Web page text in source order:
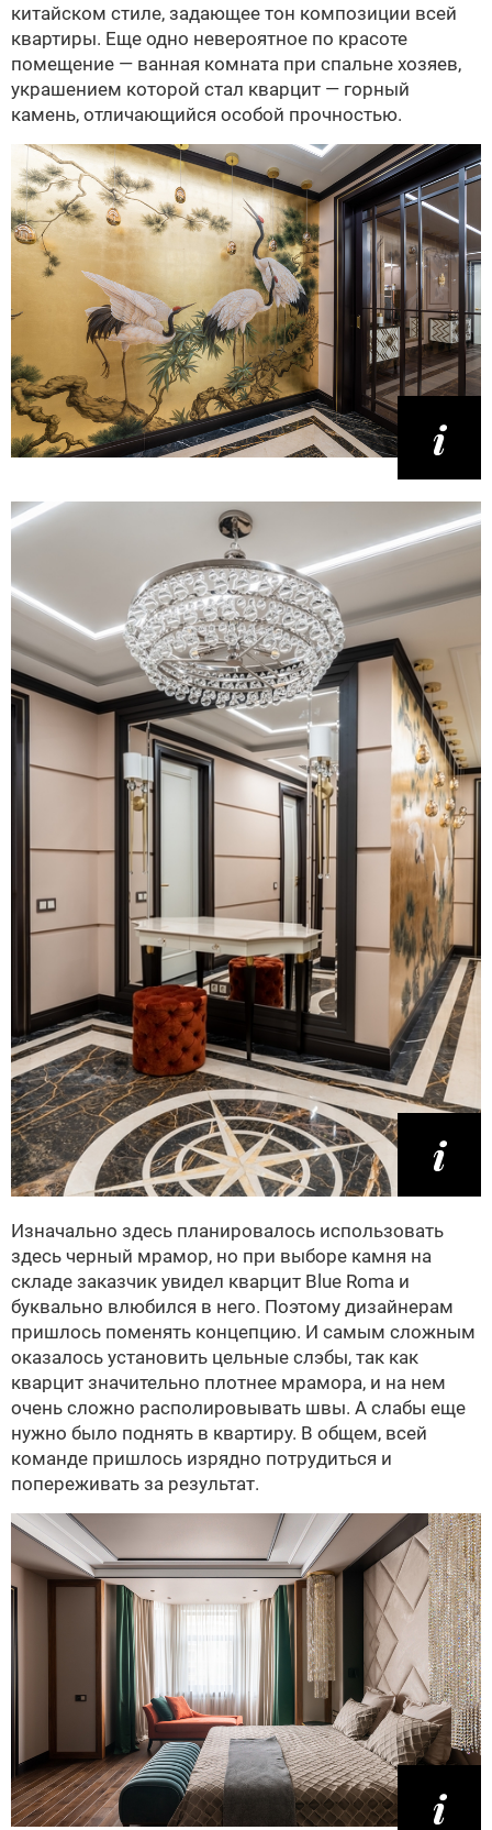
китайском стиле, задающее тон композиции всей
квартиры. Еще одно невероятное по красоте
помещение — ванная комната при спальне хозяев,
украшением которой стал кварцит — горный
камень, отличающийся особой прочностью.
Изначально здесь планировалось использовать
здесь черный мрамор, но при выборе камня на
складе заказчик увидел кварцит Blue Roma и
буквально влюбился в него. Поэтому дизайнерам
пришлось поменять концепцию. И самым сложным
оказалось установить цельные слэбы, так как
кварцит значительно плотнее мрамора, и на нем
очень сложно располировывать швы. А слабы еще
нужно было поднять в квартиру. В общем, всей
команде пришлось изрядно потрудиться и
попереживать за результат.